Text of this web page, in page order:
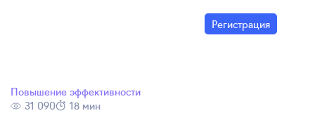
Регистрация
Повышение эффективности
31 090
18 мин